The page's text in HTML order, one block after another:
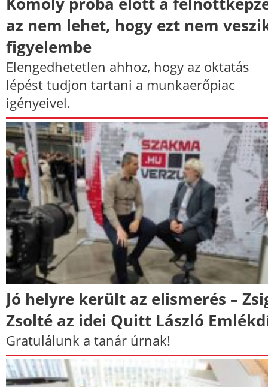
az nem lehet, hogy ezt nem
figyelembe
Elengedhetetlen ahhoz, hogy az oktatás
lépést tudjon tartani a munkaerőpiac
igényeivel.
Jó helyre került az elismerés –
Zsolté az idei Quitt László
Gratulálunk a tanár úrnak!